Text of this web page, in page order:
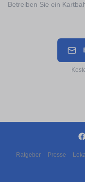
Betreiben Sie ein
Ratgeber Presse